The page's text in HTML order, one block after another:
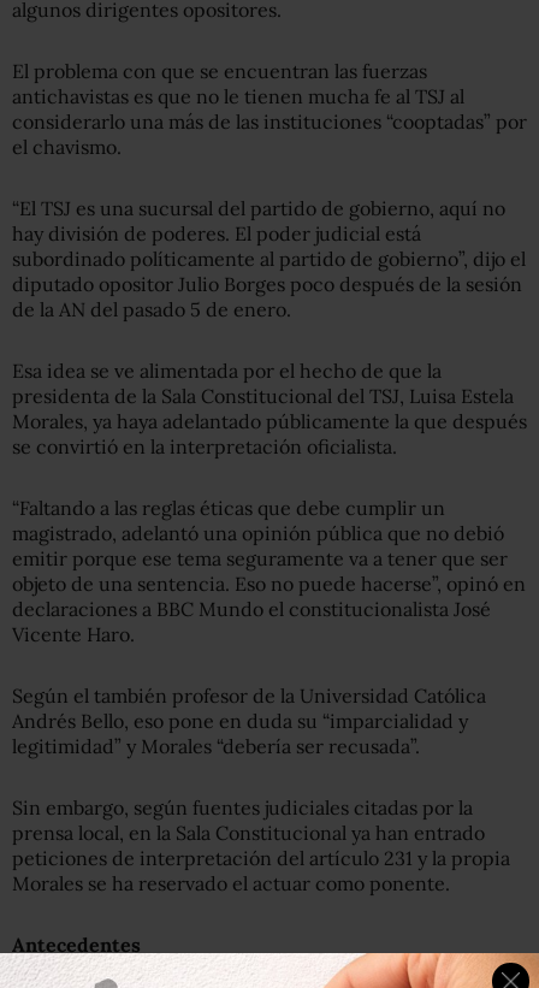
algunos dirigentes opositores.
El problema con que se encuentran las fuerzas
antichavistas es que no le tienen mucha fe al TSJ al
considerarlo una más de las instituciones “cooptadas” por
el chavismo.
“El TSJ es una sucursal del partido de gobierno, aquí no
hay división de poderes. El poder judicial está
subordinado políticamente al partido de gobierno”, dijo el
diputado opositor Julio Borges poco después de la sesión
de la AN del pasado 5 de enero.
Esa idea se ve alimentada por el hecho de que la
presidenta de la Sala Constitucional del TSJ, Luisa Estela
Morales, ya haya adelantado públicamente la que después
se convirtió en la interpretación oficialista.
“Faltando a las reglas éticas que debe cumplir un
magistrado, adelantó una opinión pública que no debió
emitir porque ese tema seguramente va a tener que ser
objeto de una sentencia. Eso no puede hacerse”, opinó en
declaraciones a BBC Mundo el constitucionalista José
Vicente Haro.
Según el también profesor de la Universidad Católica
Andrés Bello, eso pone en duda su “imparcialidad y
legitimidad” y Morales “debería ser recusada”.
Sin embargo, según fuentes judiciales citadas por la
prensa local, en la Sala Constitucional ya han entrado
peticiones de interpretación del artículo 231 y la propia
Morales se ha reservado el actuar como ponente.
Antecedentes